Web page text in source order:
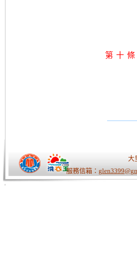
第 十 條
大
服務信箱：